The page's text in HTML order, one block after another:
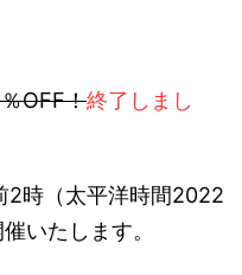
OFF！終了しまし
2時（太平洋時間2022
いたします。